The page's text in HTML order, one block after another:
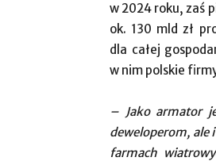
w 2024 roku, zaś
ok. 130 mld zł
dla całej
w nim polskie
– Jako armator
deweloperom, ale
farmach